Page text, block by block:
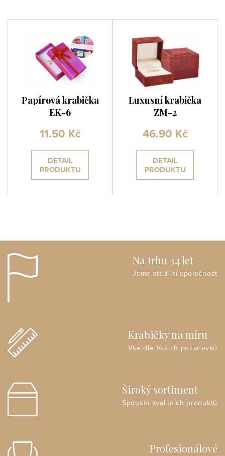
Papírová krabička
EK-6
11.50 Kč
DETAIL
PRODUKTU
Luxusní krabička
ZM-2
46.90 Kč
DETAIL
PRODUKTU
Na trhu 34 let
Jsme stabilní společnost
Krabičky na míru
Vše dle Vašich požadavků
Široký sortiment
Spousta kvalitních produktů
Profesionálové